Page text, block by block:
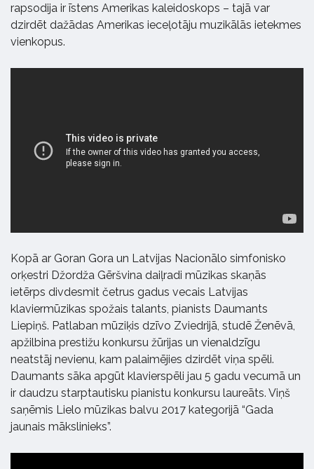
rapsodija ir īstens Amerikas kaleidoskops – tajā var
dzirdēt dažādas Amerikas ieceļotāju muzikālās ietekmes
vienkopus.
Kopā ar Goran Gora un Latvijas Nacionālo simfonisko
orķestri Džordža Gēršvina daiļradi mūzikas skaņās
ietērps divdesmit četrus gadus vecais Latvijas
klaviermūzikas spožais talants, pianists Daumants
Liepiņš. Patlaban mūziķis dzīvo Zviedrijā, studē Ženēvā,
apžilbina prestižu konkursu žūrijas un vienaldzīgu
neatstāj nevienu, kam palaimējies dzirdēt viņa spēli.
Daumants sāka apgūt klavierspēli jau 5 gadu vecumā un
ir daudzu starptautisku pianistu konkursu laureāts. Viņš
saņēmis Lielo mūzikas balvu 2017 kategorijā “Gada
jaunais mākslinieks”.